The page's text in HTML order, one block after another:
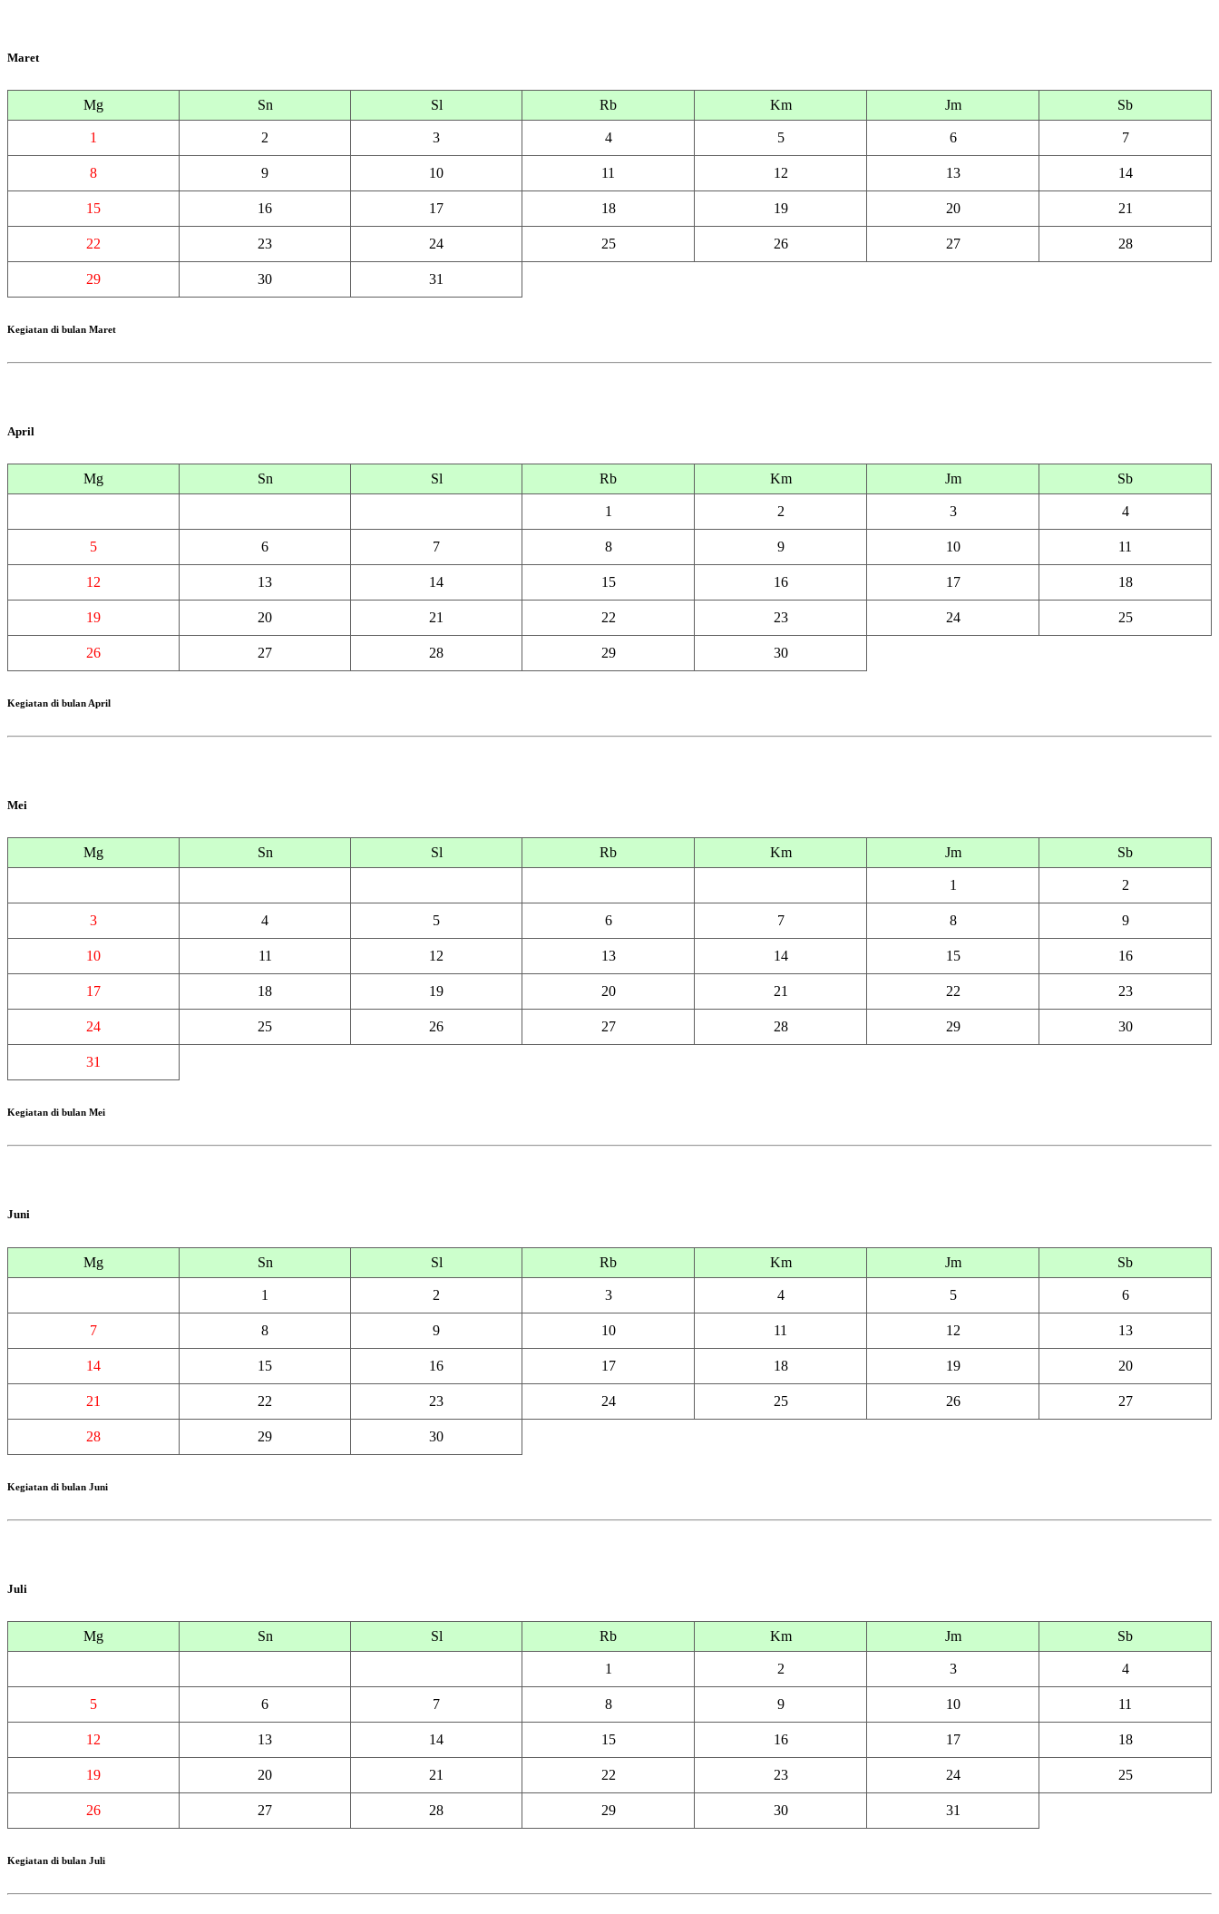
Maret
Mg Sn Sl Rb Km Jm Sb
1 2 3 4 5 6 7
8 9 10 11 12 13 14
15 16 17 18 19 20 21
22 23 24 25 26 27 28
29 30 31
Kegiatan di bulan Maret
April
Mg Sn Sl Rb Km Jm Sb
1 2 3 4
5 6 7 8 9 10 11
12 13 14 15 16 17 18
19 20 21 22 23 24 25
26 27 28 29 30
Kegiatan di bulan April
Mei
Mg Sn Sl Rb Km Jm Sb
1 2
3 4 5 6 7 8 9
10 11 12 13 14 15 16
17 18 19 20 21 22 23
24 25 26 27 28 29 30
31
Kegiatan di bulan Mei
Juni
Mg Sn Sl Rb Km Jm Sb
1 2 3 4 5 6
7 8 9 10 11 12 13
14 15 16 17 18 19 20
21 22 23 24 25 26 27
28 29 30
Kegiatan di bulan Juni
Juli
Mg Sn Sl Rb Km Jm Sb
1 2 3 4
5 6 7 8 9 10 11
12 13 14 15 16 17 18
19 20 21 22 23 24 25
26 27 28 29 30 31
Kegiatan di bulan Juli